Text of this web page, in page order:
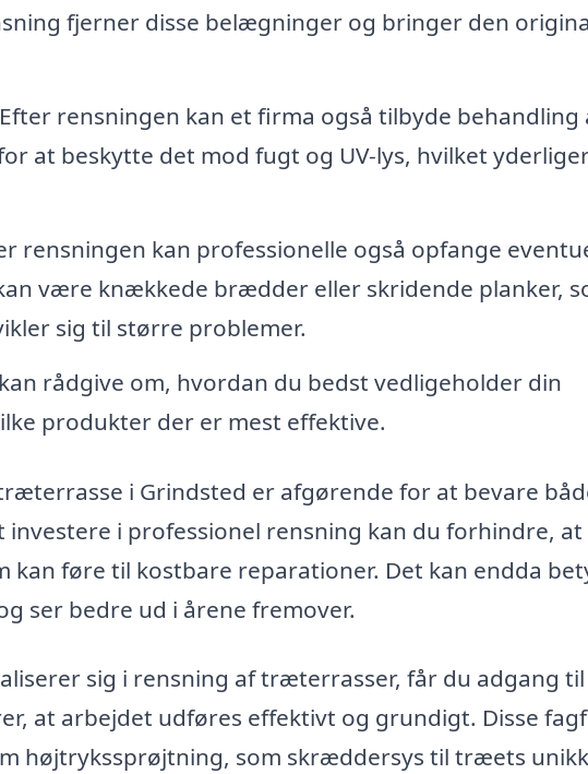
fjerner disse belægninger og bringer den
Efter rensningen kan et firma også tilbyde behandling
at beskytte det mod fugt og UV-lys, hvilket
rensningen kan professionelle også opfange
være knækkede brædder eller skridende planker,
sig til større problemer.
rådgive om, hvordan du bedst vedligeholder din
produkter der er mest effektive.
i Grindsted er afgørende for at bevare
i professionel rensning kan du forhindre, at
kan føre til kostbare reparationer. Det kan endda
ser bedre ud i årene fremover.
sig i rensning af træterrasser, får du adgang til
at arbejdet udføres effektivt og grundigt. Disse
højtrykssprøjtning, som skræddersys til træets